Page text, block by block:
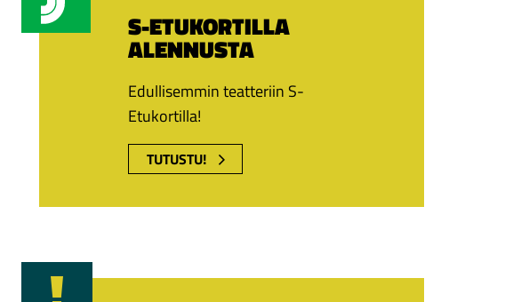
S-ETUKORTILLA
ALENNUSTA
Edullisemmin teatteriin S-
Etukortilla!
TUTUSTU!